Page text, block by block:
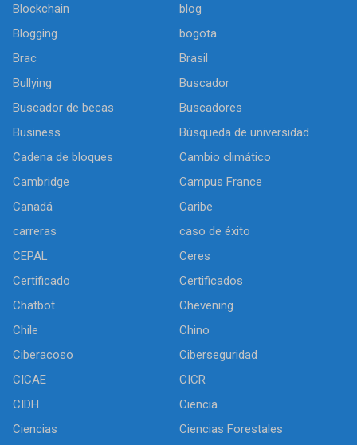
Blockchain
blog
Blogging
bogota
Brac
Brasil
Bullying
Buscador
Buscador de becas
Buscadores
Business
Búsqueda de universidad
Cadena de bloques
Cambio climático
Cambridge
Campus France
Canadá
Caribe
carreras
caso de éxito
CEPAL
Ceres
Certificado
Certificados
Chatbot
Chevening
Chile
Chino
Ciberacoso
Ciberseguridad
CICAE
CICR
CIDH
Ciencia
Ciencias
Ciencias Forestales